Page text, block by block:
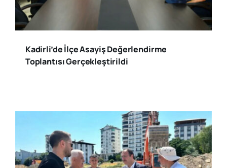
Kadirli’de İlçe Asayiş Değerlendirme
Toplantısı Gerçekleştirildi